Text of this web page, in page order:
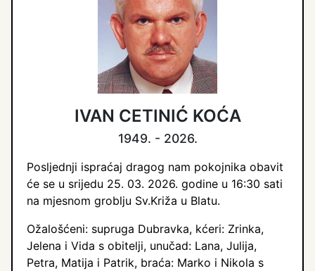
IVAN CETINIĆ KOĆA
1949. - 2026.
Posljednji ispraćaj dragog nam pokojnika obavit
će se u srijedu 25. 03. 2026. godine u 16:30 sati
na mjesnom groblju Sv.Križa u Blatu.
Ožalošćeni: supruga Dubravka, kćeri: Zrinka,
Jelena i Vida s obitelji, unučad: Lana, Julija,
Petra, Matija i Patrik, braća: Marko i Nikola s